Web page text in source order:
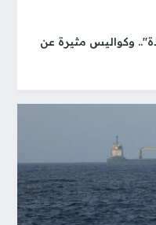
وكواليس مثيرة عن